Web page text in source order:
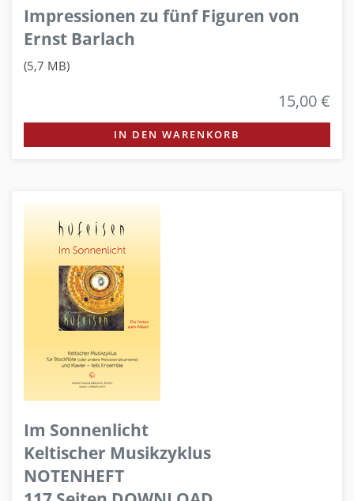
Impressionen zu fünf Figuren von
Ernst Barlach
(5,7 MB)
15,00 €
IN DEN WARENKORB
Im Sonnenlicht
Keltischer Musikzyklus
NOTENHEFT